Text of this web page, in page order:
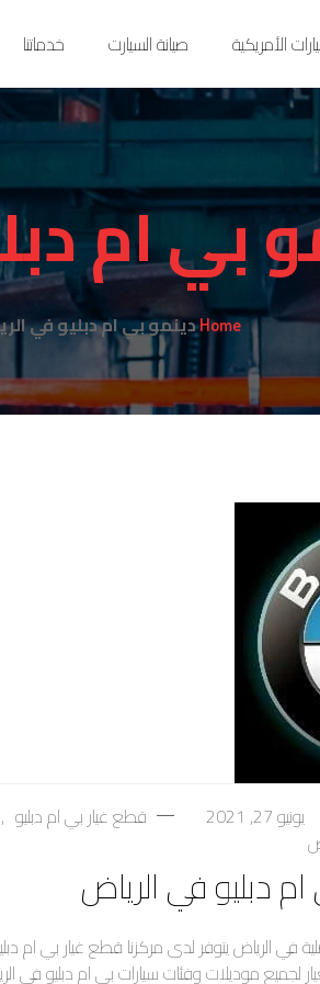
الأمريكية صيانة السيارت خدماتنا
بي ام
Homeدينمو بي ام دبليو في
يونيو 27, 2021 قطع غيار بي ام دبليو ,
دبليو في الرياض
في الرياض يتوفر لدى مركزنا قطع غيار بي ام
لجميع موديلات وفئات سيارات بي ام دبليو في